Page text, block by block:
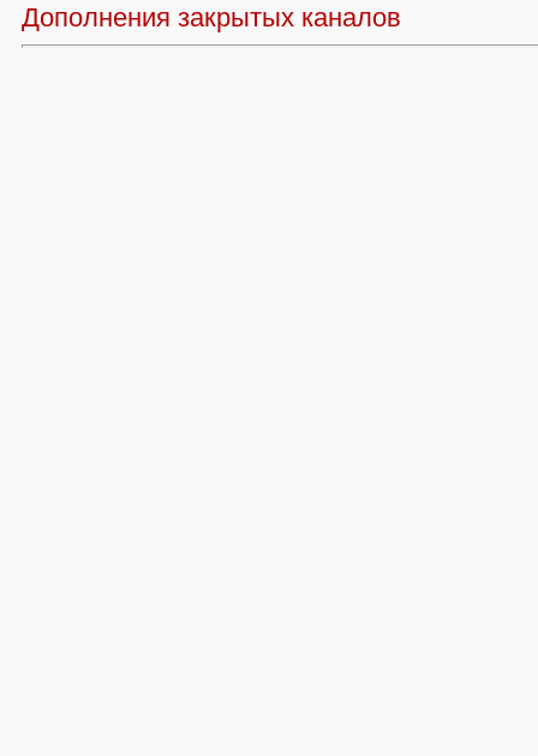
Дополнения закрытых каналов